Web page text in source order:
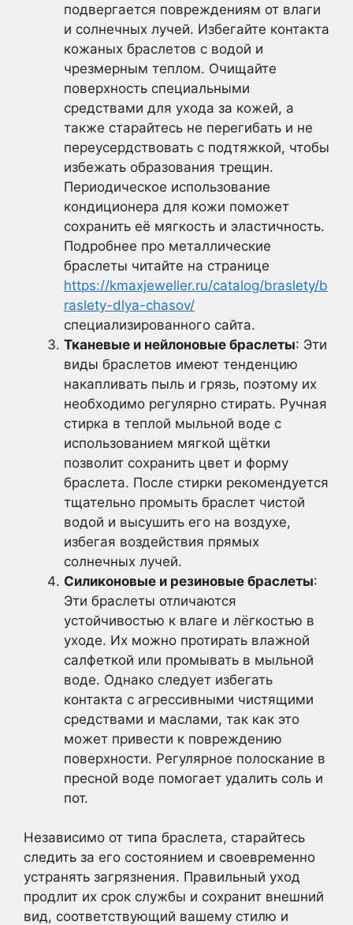
подвергается повреждениям от влаги
и солнечных лучей. Избегайте контакта
кожаных браслетов с водой и
чрезмерным теплом. Очищайте
поверхность специальными
средствами для ухода за кожей, а
также старайтесь не перегибать и не
переусердствовать с подтяжкой, чтобы
избежать образования трещин.
Периодическое использование
кондиционера для кожи поможет
сохранить её мягкость и эластичность.
Подробнее про металлические
браслеты читайте на странице
https://kmaxjeweller.ru/catalog/braslety/b
raslety-dlya-chasov/
специализированного сайта.
Тканевые и нейлоновые браслеты: Эти
виды браслетов имеют тенденцию
накапливать пыль и грязь, поэтому их
необходимо регулярно стирать. Ручная
стирка в теплой мыльной воде с
использованием мягкой щётки
позволит сохранить цвет и форму
браслета. После стирки рекомендуется
тщательно промыть браслет чистой
водой и высушить его на воздухе,
избегая воздействия прямых
солнечных лучей.
Силиконовые и резиновые браслеты:
Эти браслеты отличаются
устойчивостью к влаге и лёгкостью в
уходе. Их можно протирать влажной
салфеткой или промывать в мыльной
воде. Однако следует избегать
контакта с агрессивными чистящими
средствами и маслами, так как это
может привести к повреждению
поверхности. Регулярное полоскание в
пресной воде помогает удалить соль и
пот.
Независимо от типа браслета, старайтесь
следить за его состоянием и своевременно
устранять загрязнения. Правильный уход
продлит их срок службы и сохранит внешний
вид, соответствующий вашему стилю и